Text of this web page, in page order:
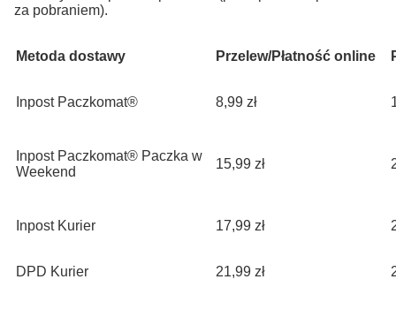
za pobraniem).
Metoda dostawy Przelew/Płatność online
Inpost Paczkomat® 8,99 zł
Inpost Paczkomat® Paczka w
Weekend
15,99 zł
Inpost Kurier 17,99 zł
DPD Kurier 21,99 zł